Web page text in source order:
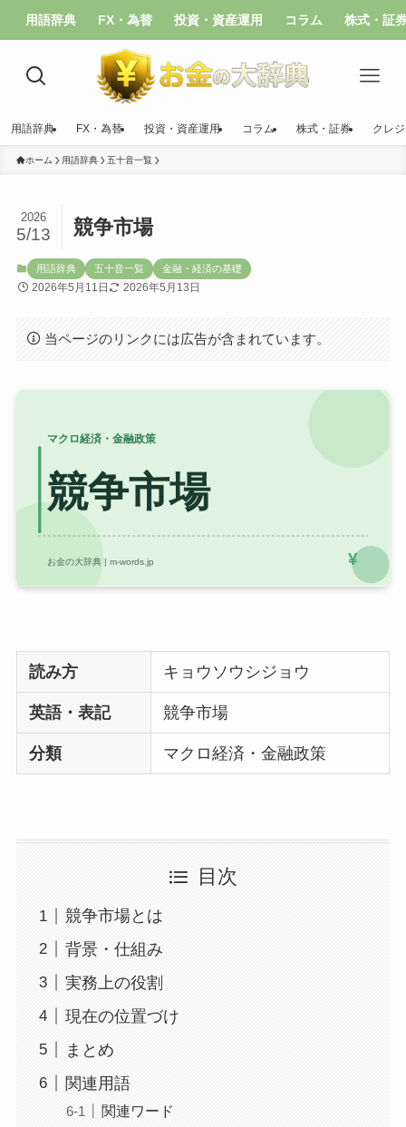
用語辞典 FX・為替 投資・資産運用 コラム 株式・証
用語辞典 FX・為替 投資・資産運用 コラム 株式・証券 クレ
ホーム 用語辞典 五十音一覧
競争市場
2026
5/13
用語辞典 五十音一覧 金融・経済の基礎
2026年5月11日 2026年5月13日
当ページのリンクには広告が含まれています。
読み方 キョウソウシジョウ
英語・表記 競争市場
分類 マクロ経済・金融政策
目次
競争市場とは
背景・仕組み
実務上の役割
現在の位置づけ
まとめ
関連用語
関連ワード